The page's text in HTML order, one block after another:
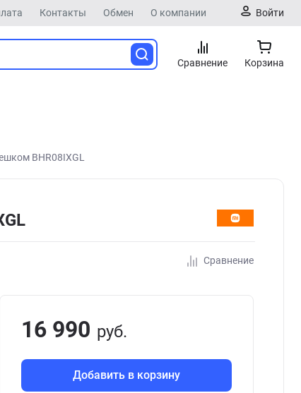
Контакты Обмен О компании Войти
Сравнение Корзина
BHR08IXGL
Сравнение
16 990 руб.
Добавить в корзину